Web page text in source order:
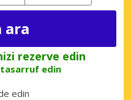
rezerve edin
edin
edin